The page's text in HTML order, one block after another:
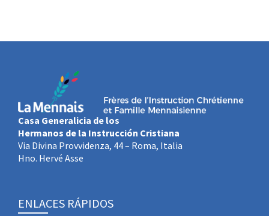
Casa Generalicia de los
Hermanos de la Instrucción Cristiana
Via Divina Provvidenza, 44 – Roma, Italia
Hno. Hervé Asse
ENLACES RÁPIDOS